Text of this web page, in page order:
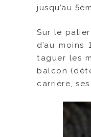
jusqu’au
Sur le
d’au
taguer les
balcon
carrière,